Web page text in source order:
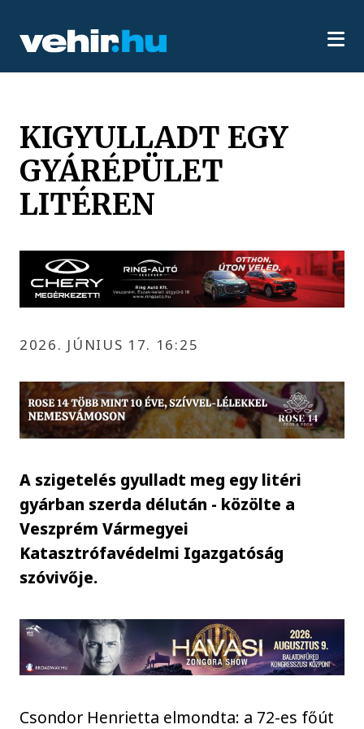
KIGYULLADT EGY
GYÁRÉPÜLET
LITÉREN
2026. JÚNIUS 17. 16:25
A szigetelés gyulladt meg egy litéri
gyárban szerda délután - közölte a
Veszprém Vármegyei
Katasztrófavédelmi Igazgatóság
szóvivője.
Csondor Henrietta elmondta: a 72-es főút